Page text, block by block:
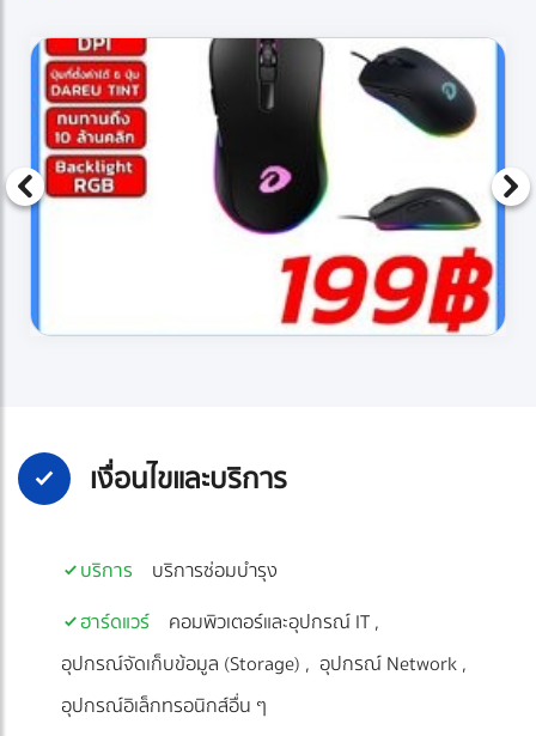
เงื่อนไขและบริการ
บริการ
บริการซ่อมบำรุง
ฮาร์ดแวร์
คอมพิวเตอร์และอุปกรณ์ IT
อุปกรณ์จัดเก็บข้อมูล (Storage)
อุปกรณ์ Network
อุปกรณ์อิเล็กทรอนิกส์อื่น ๆ